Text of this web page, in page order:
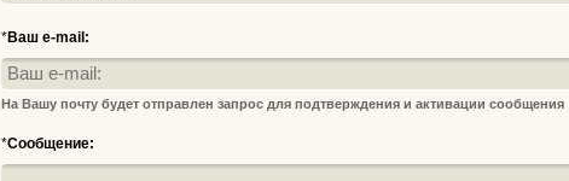
*Ваш e-mail:
На Вашу почту будет отправлен запрос для подтверждения и активации сообщения
*Сообщение: